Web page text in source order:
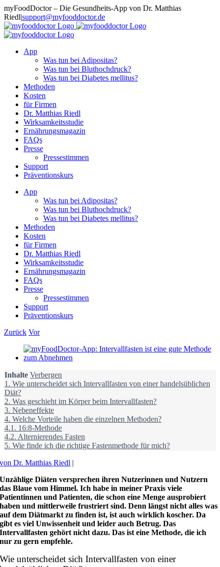
Zum
Inhalt
springen
myFoodDoctor – Die Gesundheits-App von Dr. Matthias
Riedl|support@myfooddoctor.de
E-
Mail
Facebook
Instagram
LinkedIn
App
Was tun bei Adipositas?
Was tun bei Bluthochdruck?
Was tun bei Diabetes mellitus?
Methoden
Kosten
für Firmen
Dr. Matthias Riedl
Wirksamkeitsstudie
Ernährungsmagazin
FAQs
Presse
Pressestimmen
Support
Präventionskurs
App
Was tun bei Adipositas?
Was tun bei Bluthochdruck?
Was tun bei Diabetes mellitus?
Methoden
Kosten
für Firmen
Dr. Matthias Riedl
Wirksamkeitsstudie
Ernährungsmagazin
FAQs
Presse
Pressestimmen
Support
Präventionskurs
Zurück Vor
Zeige
grösseres
Inhalte Verbergen
1. Wie unterscheidet sich Intervallfasten von einer handelsüblichen
Diät?
2. Was geschieht im Körper beim Intervallfasten?
3. Nebeneffekte
4. Welche Vorteile haben die einzelnen Methoden?
4.1. 16:8-Methode
4.2. Alternierendes Fasten
5. Wie finde ich die richtige Fastenmethode für mich?
von Dr. Matthias Riedl |
Unzählige Diäten versprechen ihren Nutzerinnen und Nutzern
das Blaue vom Himmel. Ich habe in meiner Praxis viele
Patientinnen und Patienten, die schon eine Menge ausprobiert
haben und mittlerweile frustriert sind. Denn längst nicht alles was
auf dem Diätmarkt zu finden ist, ist auch wirklich koscher. Da
gibt es viel Unwissenheit und leider auch Betrug. Das
Intervallfasten gehört nicht dazu. Das ist eine Methode, die ich
nur zu gern empfehle.
Wie unterscheidet sich Intervallfasten von einer